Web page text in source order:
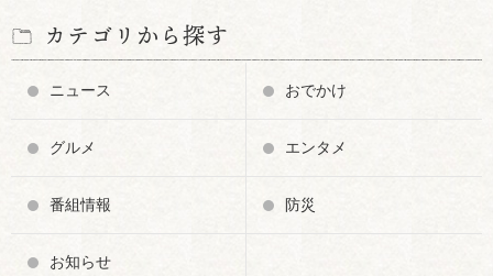
カテゴリから探す
ニュース おでかけ
グルメ エンタメ
番組情報 防災
お知らせ